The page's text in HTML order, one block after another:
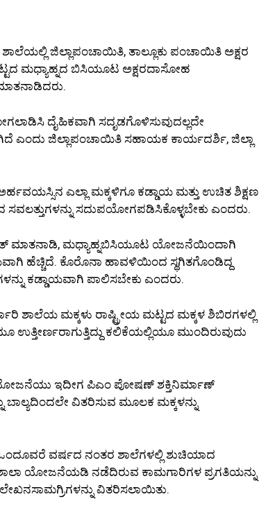
ಜಿಲ್ಲಾಪಂಚಾಯಿತಿ, ತಾಲ್ಲೂಕು ಪಂಚಾಯಿತಿ ಅಕ್ಷರ
ಮಧ್ಯಾಹ್ನದ ಬಿಸಿಯೂಟ ಅಕ್ಷರದಾಸೋಹ
ದೈಹಿಕವಾಗಿ ಸದೃಡಗೊಳಿಸುವುದಲ್ಲದೇ
ಎಂದು ಜಿಲ್ಲಾಪಂಚಾಯಿತಿ ಸಹಾಯಕ ಕಾರ್ಯದರ್ಶಿ, ಜಿಲ್ಲಾ
ಎಲ್ಲಾ ಮಕ್ಕಳಿಗೂ ಕಡ್ಡಾಯ ಮತ್ತು ಉಚಿತ ಶಿಕ್ಷಣ
ಸವಲತ್ತುಗಳನ್ನು ಸದುಪಯೋಗಪಡಿಸಿಕೊಳ್ಳಬೇಕು ಎಂದರು.
ಮಾತನಾಡಿ, ಮಧ್ಯಾಹ್ನಬಿಸಿಯೂಟ ಯೋಜನೆಯಿಂದಾಗಿ
ಹೆಚ್ಚಿದೆ. ಕೊರೊನಾ ಹಾವಳಿಯಿಂದ ಸ್ಥಗಿತಗೊಂಡಿದ್ದ
ಕಡ್ಡಾಯವಾಗಿ ಪಾಲಿಸಬೇಕು ಎಂದರು.
ಶಾಲೆಯ ಮಕ್ಕಳು ರಾಷ್ಟ್ರೀಯ ಮಟ್ಟದ ಮಕ್ಕಳ ಶಿಬಿರಗಳಲ್ಲಿ
ಉತ್ತೀರ್ಣರಾಗುತ್ತಿದ್ದು ಕಲಿಕೆಯಲ್ಲಿಯೂ ಮುಂದಿರುವುದು
ಇದೀಗ ಪಿಎಂ ಪೋಷಣ್ ಶಕ್ತಿನಿರ್ಮಾಣ್
ವಿತರಿಸುವ ಮೂಲಕ ಮಕ್ಕಳನ್ನು
ವರ್ಷದ ನಂತರ ಶಾಲೆಗಳಲ್ಲಿ ಶುಚಿಯಾದ
ಯೋಜನೆಯಡಿ ನಡೆದಿರುವ ಕಾಮಗಾರಿಗಳ ಪ್ರಗತಿಯನ್ನು
ವಿತರಿಸಲಾಯಿತು.